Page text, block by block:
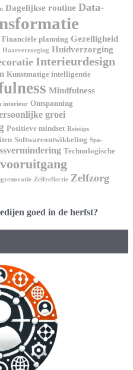
Dagelijkse routine Data-
Financiële planning Gezelligheid
Haarverzorging Huidverzorging
Interieurdesign
Kunstmatige intelligentie
Mindfulness
interieur Ontspanning
groei
Positieve mindset Reistips
Softwareontwikkeling Spa-
Technologische
Zelfreflectie Zelfzorg
goed in de herfst?